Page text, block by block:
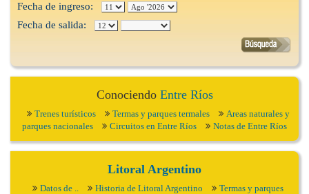
Fecha de ingreso:
Fecha de salida:
Conociendo Entre Ríos
Trenes turísticos Termas y parques termales
Areas naturales y
parques nacionales
Circuitos en Entre Ríos Notas de Entre Ríos
Litoral Argentino
Datos de .. Historia de Litoral Argentino
Termas y parques